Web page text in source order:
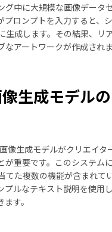
グ中に大規模な画像データ
プロンプトを入力すると、シ
生成します。その結果、リ
なアートワークが作成され
生成モデルの
像生成モデルがクリエイタ
が重要です。このシステム
てた複数の機能が含まれて
プルなテキスト説明を使用
す。